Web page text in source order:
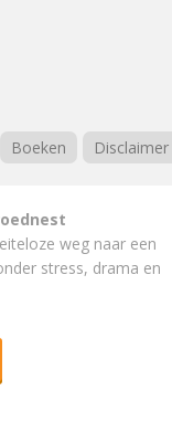
Boeken Disclaimer
weg naar een
stress, drama en